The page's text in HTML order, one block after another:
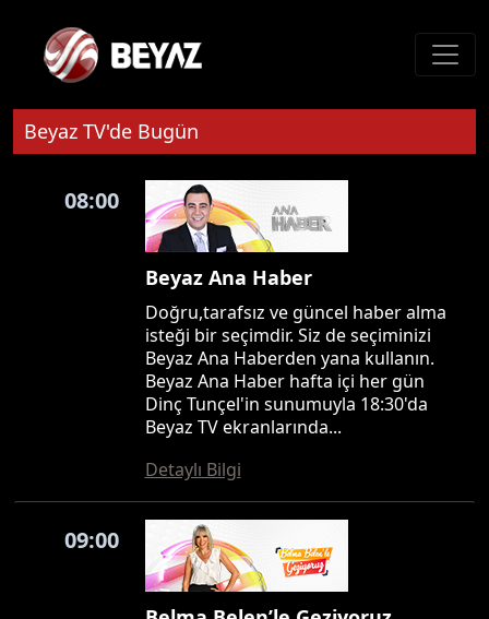
Beyaz TV'de Bugün
08:00
Beyaz Ana Haber
Doğru,tarafsız ve güncel haber alma
isteği bir seçimdir. Siz de seçiminizi
Beyaz Ana Haberden yana kullanın.
Beyaz Ana Haber hafta içi her gün
Dinç Tunçel'in sunumuyla 18:30'da
Beyaz TV ekranlarında...
Detaylı Bilgi
09:00